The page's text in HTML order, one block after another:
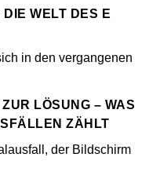
DIE WELT DES E
in den vergangenen
LÖSUNG – WAS
ZÄHLT
der Bildschirm